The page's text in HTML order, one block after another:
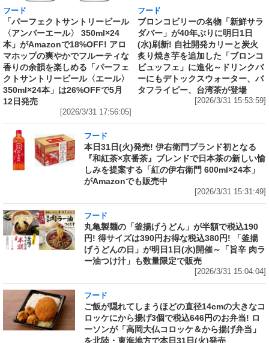
フード
「パーフェクトサントリービール
〈アンバーエール〉 350ml×24
本」がAmazonで18%OFF! アロ
マホップの爽やかでフルーティな
香りの余韻を楽しめる「パーフェ
クトサントリービール〈エール〉
350ml×24本」は26%OFFで5月
12日発売
[2026/3/31 17:56:05]
フード
ブロンコビリーの名物「新鮮サラ
ダバー」が40年ぶりに明日1日
(水)刷新! 自社開発カリーと炭火
炙り焼き芋を追加した「ブロンコ
ビュッフェ」に進化～ドリンクバ
ーにもデトックスウォーター、バ
タフライピー、台湾茶が登場
[2026/3/31 15:53:59]
フード
本日31日(火)発売! 伊右衛門ブランド初となる
『和紅茶×京番茶』ブレンドで日本茶の新しい愉
しみを提案する「紅の伊右衛門 600ml×24本」
がAmazonでも販売中
[2026/3/31 15:31:49]
フード
丸亀製麺の「釜揚げうどん」が半額で税込190
円! 得サイズは390円お得な税込380円! 「釜揚
げうどんの日」が明日1日(水)開催～「旨辛 肉ラ
ー油つけ汁」も数量限定で販売
[2026/3/31 15:04:04]
フード
ご飯が隠れてしまうほどの直径14cmの大きなコ
ロッケにから揚げ3個で税込646円のお弁当! ロ
ーソンが「高岡大仏コロッケ＆から揚げ弁当」
を北陸・東海地方で本日31日(火)発売